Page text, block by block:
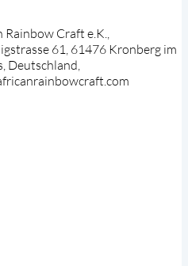
Rainbow Craft e.K.,
61, 61476 Kronberg im
Deutschland,